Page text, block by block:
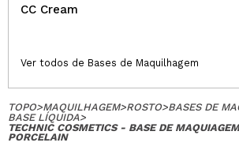
CC Cream
Ver todos de Bases de Maquilhagem
TOPO>MAQUILHAGEM>ROSTO>BASES DE
BASE LÍQUIDA>
TECHNIC COSMETICS - BASE DE
PORCELAIN